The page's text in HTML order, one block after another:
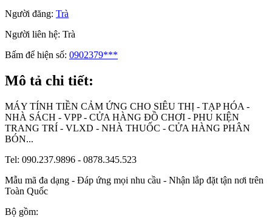
Người đăng: Trà
Người liên hệ: Trà
Bấm để hiện số: 0902379***
Mô tả chi tiết:
MÁY TÍNH TIỀN CẢM ỨNG CHO SIÊU THỊ - TẠP HÓA -
NHÀ SÁCH - VPP - CỬA HÀNG ĐỒ CHƠI - PHU KIỆN
TRANG TRÍ - VLXD - NHÀ THUỐC - CỬA HÀNG PHÂN
BÓN...
Tel: 090.237.9896 - 0878.345.523
Mẫu mã đa dạng - Đáp ứng mọi nhu cầu - Nhận lắp đặt tận nơi trên
Toàn Quốc
Bộ gồm: